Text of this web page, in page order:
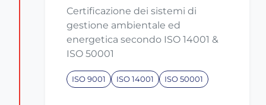
Certificazione dei sistemi di
gestione ambientale ed
energetica secondo ISO 14001 &
ISO 50001
ISO 9001 ISO 14001 ISO 50001